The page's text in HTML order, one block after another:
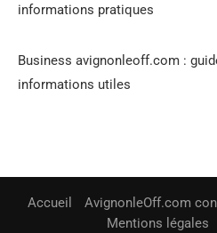
informations pratiques
Business avignonleoff.com :
informations utiles
Accueil AvignonleOff.com
Mentions légales